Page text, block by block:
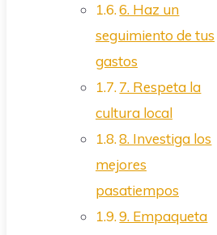
6. Haz un
seguimiento de tus
gastos
7. Respeta la
cultura local
8. Investiga los
mejores
pasatiempos
9. Empaqueta